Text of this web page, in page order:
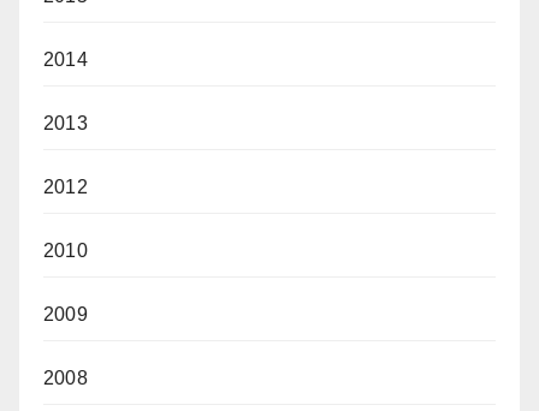
2014
2013
2012
2010
2009
2008